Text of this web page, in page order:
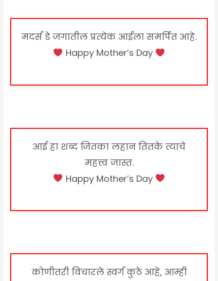
मदर्स डे जगातील प्रत्येक आईला समर्पित आहे.
Happy Mother’s Day
आई हा शब्द जितका लहान तितके त्याचे
महत्त्व जास्त.
Happy Mother’s Day
कोणीतरी विचारले स्वर्ग कुठे आहे, आम्ही